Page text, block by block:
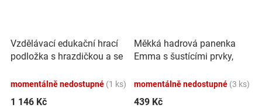
Vzdělávací edukační hrací
podložka s hrazdičkou a se
momentálně nedostupné (1 ks)
1 146 Kč
Měkká hadrová panenka
Emma s šustícími prvky,
momentálně nedostupné (3 ks)
439 Kč